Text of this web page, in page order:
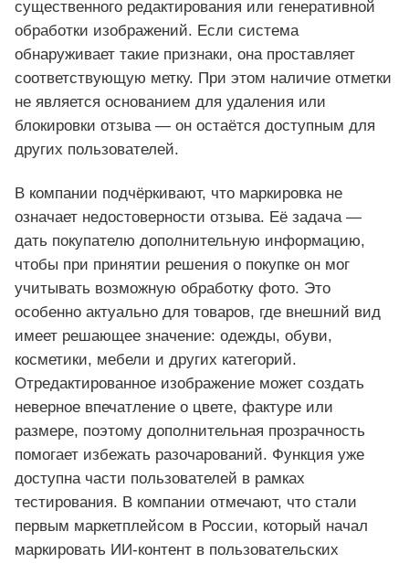
существенного редактирования или генеративной
обработки изображений. Если система
обнаруживает такие признаки, она проставляет
соответствующую метку. При этом наличие отметки
не является основанием для удаления или
блокировки отзыва — он остаётся доступным для
других пользователей.
В компании подчёркивают, что маркировка не
означает недостоверности отзыва. Её задача —
дать покупателю дополнительную информацию,
чтобы при принятии решения о покупке он мог
учитывать возможную обработку фото. Это
особенно актуально для товаров, где внешний вид
имеет решающее значение: одежды, обуви,
косметики, мебели и других категорий.
Отредактированное изображение может создать
неверное впечатление о цвете, фактуре или
размере, поэтому дополнительная прозрачность
помогает избежать разочарований. Функция уже
доступна части пользователей в рамках
тестирования. В компании отмечают, что стали
первым маркетплейсом в России, который начал
маркировать ИИ-контент в пользовательских